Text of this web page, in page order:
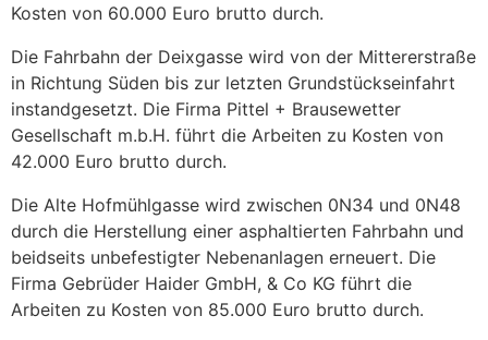
Kosten von 60.000 Euro brutto durch.
Die Fahrbahn der Deixgasse wird von der Mittererstraße
in Richtung Süden bis zur letzten Grundstückseinfahrt
instandgesetzt. Die Firma Pittel + Brausewetter
Gesellschaft m.b.H. führt die Arbeiten zu Kosten von
42.000 Euro brutto durch.
Die Alte Hofmühlgasse wird zwischen 0N34 und 0N48
durch die Herstellung einer asphaltierten Fahrbahn und
beidseits unbefestigter Nebenanlagen erneuert. Die
Firma Gebrüder Haider GmbH, & Co KG führt die
Arbeiten zu Kosten von 85.000 Euro brutto durch.